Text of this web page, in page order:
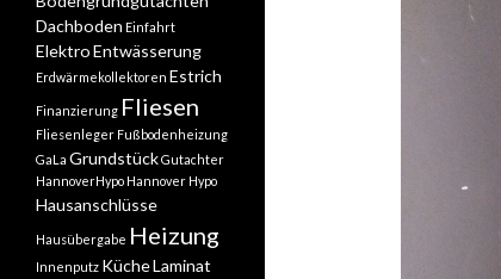
Dachboden Einfahrt
ElektroEntwässerung
Erdwärmekollektoren Estrich
Finanzierung Fliesen
Fliesenleger Fußbodenheizung
GaLa GrundstückGutachter
HannoverHypo Hannover Hypo
Hausanschlüsse
Hausübergabe Heizung
Innenputz KücheLaminat